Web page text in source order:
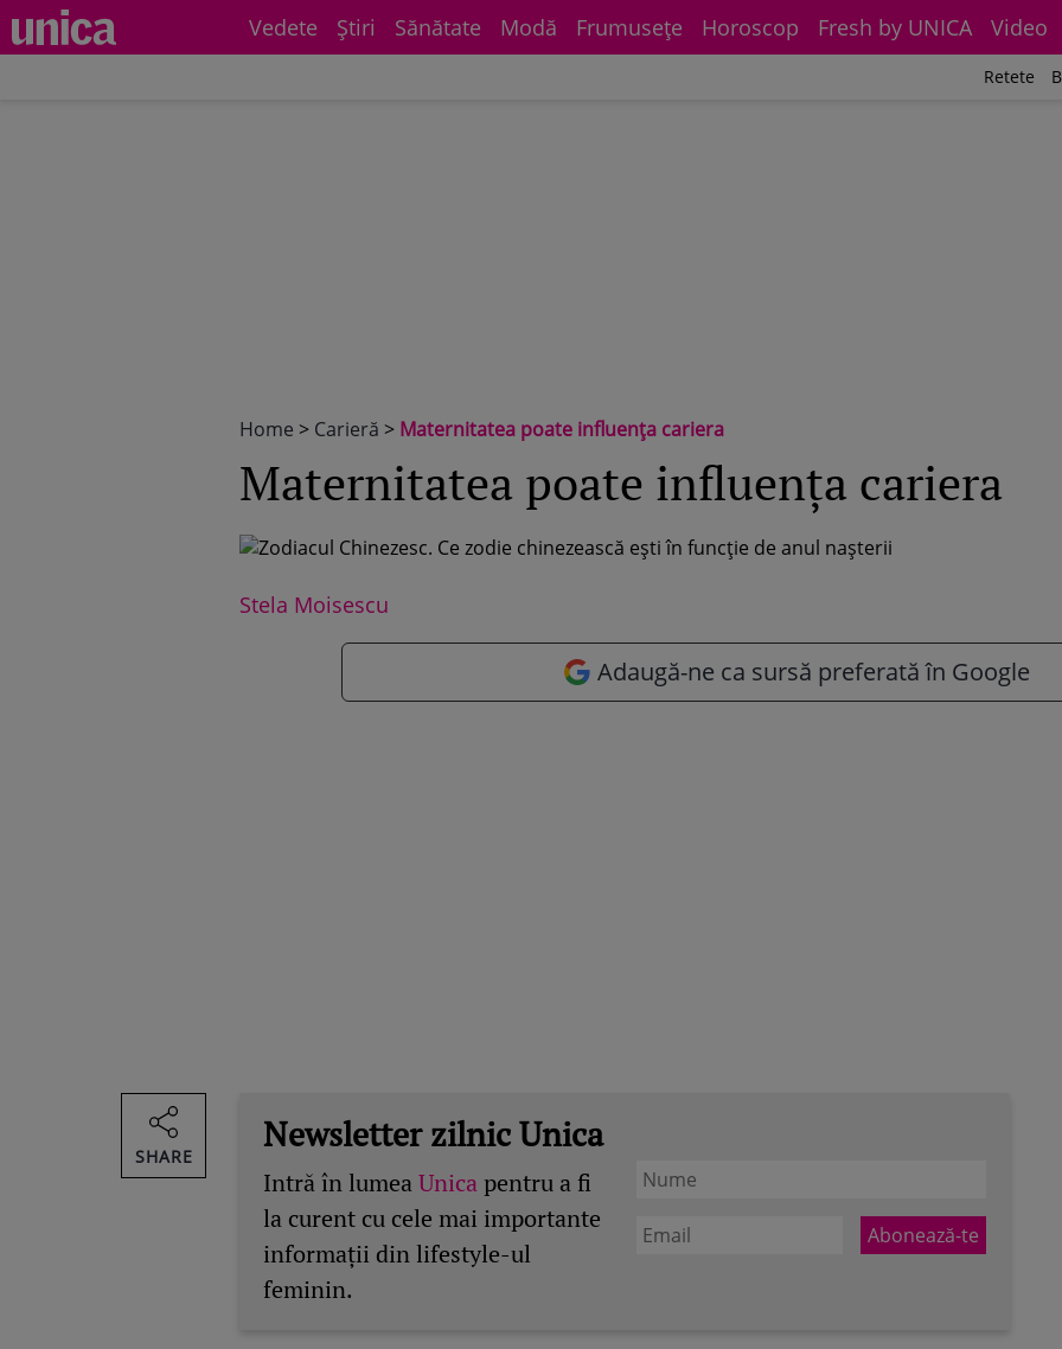
Vedete Știri Sănătate Modă Frumuseţe Horoscop Fresh by UNICA Video
Retete
Home > Carieră > Maternitatea poate influenţa cariera
Maternitatea poate influenţa cariera
Stela Moisescu
Adaugă-ne ca sursă preferată în Google
Newsletter zilnic Unica
Intră în lumeaUnica pentru a fi
la curent cu cele mai importante
informații din lifestyle-ul
feminin.
SHARE